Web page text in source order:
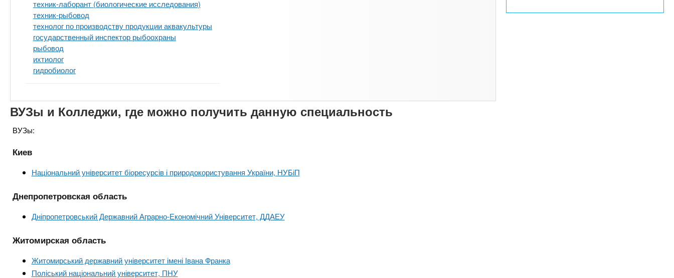
техник-лаборант (биологические исследования)
техник-рыбовод
технолог по производству продукции аквакультуры
государственный инспектор рыбоохраны
рыбовод
ихтиолог
гидробиолог
ВУЗы и Колледжи, где можно получить данную специальность
ВУЗы:
Киев
Національний університет біоресурсів і природокористування України, НУБіП
Днепропетровская область
Дніпропетровський Державний Аграрно-Економічний Університет, ДДАЕУ
Житомирская область
Житомирський державний університет імені Івана Франка
Поліський національний університет, ПНУ